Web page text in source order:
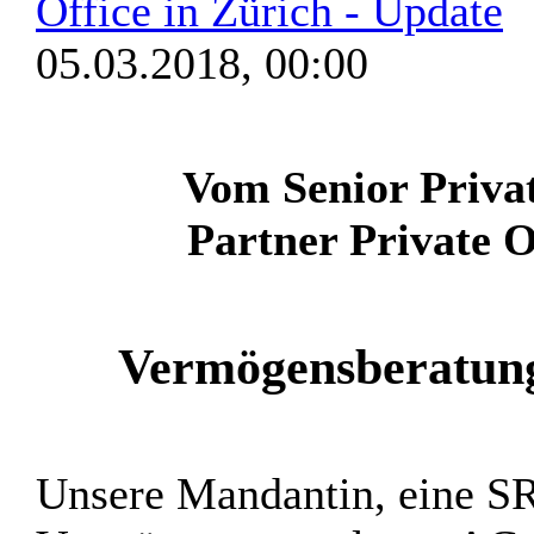
Office in Zürich - Update
05.03.2018, 00:00
Vom Senior
Partner Private
Unsere Mandantin, eine